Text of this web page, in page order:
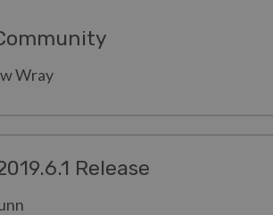
Wray
Release